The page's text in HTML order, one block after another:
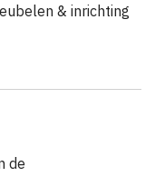
& inrichting
de